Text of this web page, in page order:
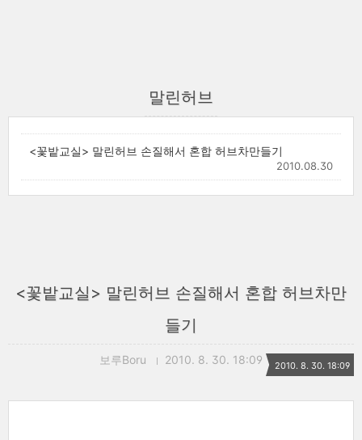
말린허브
<꽃밭교실> 말린허브 손질해서 혼합 허브차만들기
2010.08.30
<꽃밭교실> 말린허브 손질해서 혼합 허브차만
들기
보루Boru 2010. 8. 30. 18:09 2010. 8. 30. 18:09